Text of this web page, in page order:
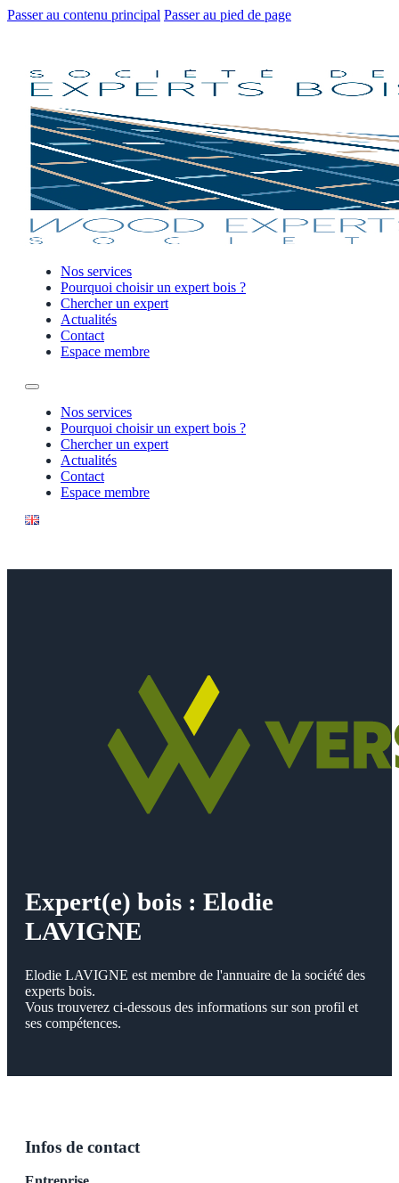
Passer au contenu principal Passer au pied de page
Nos services
Pourquoi choisir un expert bois ?
Chercher un expert
Actualités
Contact
Espace membre
Nos services
Pourquoi choisir un expert bois ?
Chercher un expert
Actualités
Contact
Espace membre
Expert(e) bois : Elodie
LAVIGNE
Elodie LAVIGNE est membre de l'annuaire de la société des
experts bois.
Vous trouverez ci-dessous des informations sur son profil et
ses compétences.
Infos de contact